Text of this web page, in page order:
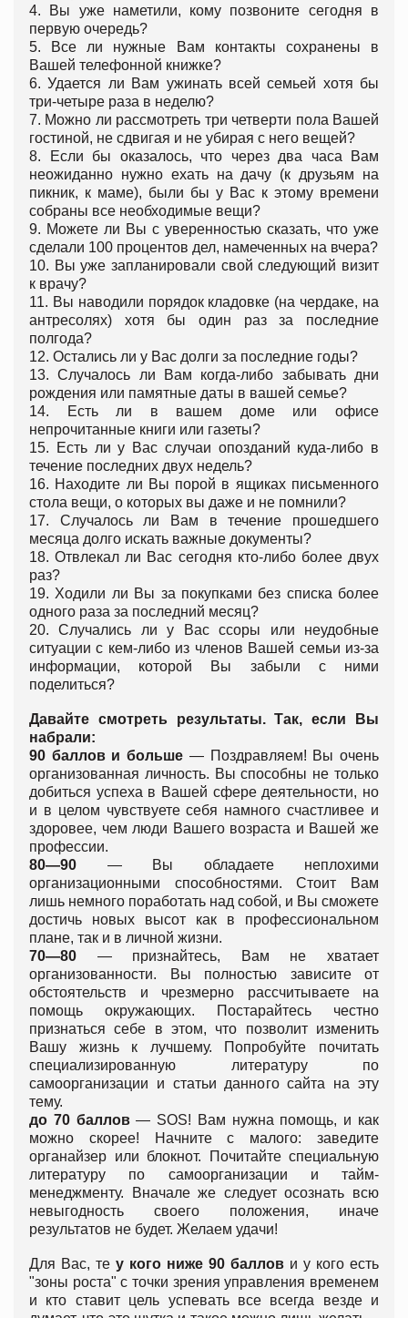
4. Вы уже наметили, кому позвоните сегодня в
первую очередь?
5. Все ли нужные Вам контакты сохранены в
Вашей телефонной книжке?
6. Удается ли Вам ужинать всей семьей хотя бы
три-четыре раза в неделю?
7. Можно ли рассмотреть три четверти пола Вашей
гостиной, не сдвигая и не убирая с него вещей?
8. Если бы оказалось, что через два часа Вам
неожиданно нужно ехать на дачу (к друзьям на
пикник, к маме), были бы у Вас к этому времени
собраны все необходимые вещи?
9. Можете ли Вы с уверенностью сказать, что уже
сделали 100 процентов дел, намеченных на вчера?
10. Вы уже запланировали свой следующий визит
к врачу?
11. Вы наводили порядок кладовке (на чердаке, на
антресолях) хотя бы один раз за последние
полгода?
12. Остались ли у Вас долги за последние годы?
13. Случалось ли Вам когда-либо забывать дни
рождения или памятные даты в вашей семье?
14. Есть ли в вашем доме или офисе
непрочитанные книги или газеты?
15. Есть ли у Вас случаи опозданий куда-либо в
течение последних двух недель?
16. Находите ли Вы порой в ящиках письменного
стола вещи, о которых вы даже и не помнили?
17. Случалось ли Вам в течение прошедшего
месяца долго искать важные документы?
18. Отвлекал ли Вас сегодня кто-либо более двух
раз?
19. Ходили ли Вы за покупками без списка более
одного раза за последний месяц?
20. Случались ли у Вас ссоры или неудобные
ситуации с кем-либо из членов Вашей семьи из-за
информации, которой Вы забыли с ними
поделиться?
Давайте смотреть результаты. Так, если Вы
набрали:
90 баллов и больше — Поздравляем! Вы очень
организованная личность. Вы способны не только
добиться успеха в Вашей сфере деятельности, но
и в целом чувствуете себя намного счастливее и
здоровее, чем люди Вашего возраста и Вашей же
профессии.
80—90 — Вы обладаете неплохими
организационными способностями. Стоит Вам
лишь немного поработать над собой, и Вы сможете
достичь новых высот как в профессиональном
плане, так и в личной жизни.
70—80 — признайтесь, Вам не хватает
организованности. Вы полностью зависите от
обстоятельств и чрезмерно рассчитываете на
помощь окружающих. Постарайтесь честно
признаться себе в этом, что позволит изменить
Вашу жизнь к лучшему. Попробуйте почитать
специализированную литературу по
самоорганизации и статьи данного сайта на эту
тему.
до 70 баллов— SOS! Вам нужна помощь, и как
можно скорее! Начните с малого: заведите
органайзер или блокнот. Почитайте специальную
литературу по самоорганизации и тайм-
менеджменту. Вначале же следует осознать всю
невыгодность своего положения, иначе
результатов не будет. Желаем удачи!
Для Вас, те у кого ниже 90 баллов и у кого есть
"зоны роста" с точки зрения управления временем
и кто ставит цель успевать все всегда везде и